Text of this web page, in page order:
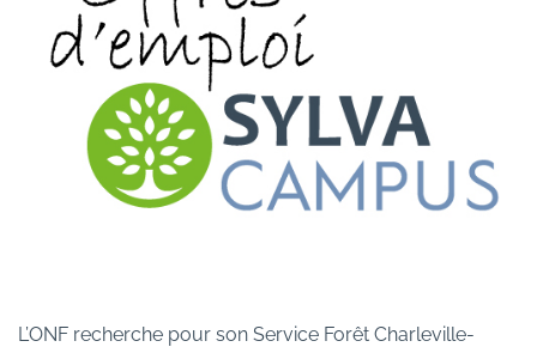
L’ONF recherche pour son Service Forêt Charleville-